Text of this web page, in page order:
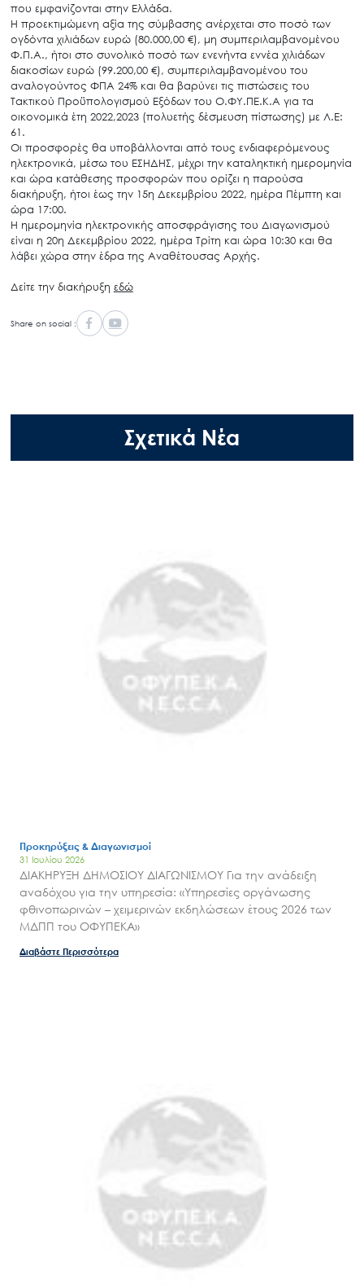
Search
for:
Ο.ΦΥ.ΠΕ.Κ.Α.
Νέα – Δημοσιότητα
που εμφανίζονται στην Ελλάδα.
Η προεκτιμώμενη αξία της σύμβασης ανέρχεται στο ποσό των
ογδόντα χιλιάδων ευρώ (80.000,00 €), μη συμπεριλαμβανομένου
Φ.Π.Α., ήτοι στο συνολικό ποσό των ενενήντα εννέα χιλιάδων
διακοσίων ευρώ (99.200,00 €), συμπεριλαμβανομένου του
αναλογούντος ΦΠΑ 24% και θα βαρύνει τις πιστώσεις του
Τακτικού Προϋπολογισμού Εξόδων του Ο.ΦΥ.ΠΕ.Κ.Α για τα
οικονομικά έτη 2022,2023 (πολυετής δέσμευση πίστωσης) με Λ.Ε:
61.
Οι προσφορές θα υποβάλλονται από τους ενδιαφερόμενους
ηλεκτρονικά, μέσω του ΕΣΗΔΗΣ, μέχρι την καταληκτική ημερομηνία
και ώρα κατάθεσης προσφορών που ορίζει η παρούσα
διακήρυξη, ήτοι έως την 15η Δεκεμβρίου 2022, ημέρα Πέμπτη και
ώρα 17:00.
Η ημερομηνία ηλεκτρονικής αποσφράγισης του Διαγωνισμού
είναι η 20η Δεκεμβρίου 2022, ημέρα Τρίτη και ώρα 10:30 και θα
λάβει χώρα στην έδρα της Αναθέτουσας Αρχής.
Δείτε την διακήρυξη εδώ
Share on social :
Σχετικά Νέα
Προκηρύξεις & Διαγωνισμοί
31 Ιουλίου 2026
ΔΙΑΚΗΡΥΞΗ ΔΗΜΟΣΙΟΥ ΔΙΑΓΩΝΙΣΜΟΥ Για την ανάδειξη
αναδόχου για την υπηρεσία: «Υπηρεσίες οργάνωσης
φθινοπωρινών – χειμερινών εκδηλώσεων έτους 2026 των
ΜΔΠΠ του ΟΦΥΠΕΚΑ»
Διαβάστε Περισσότερα